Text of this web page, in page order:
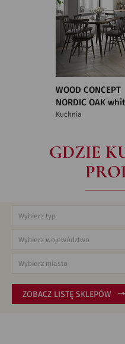
WOOD CONCEPT
NORDIC OAK
Kuchnia
GDZIE
ZOBACZ LISTĘ SKLEPÓW